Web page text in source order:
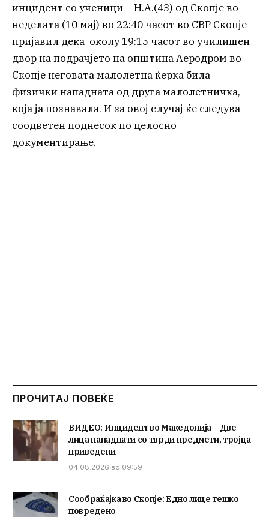
инцидент со ученици – Н.А.(43) од Скопје во
неделата (10 мај) во 22:40 часот во СВР Скопје
пријавил дека околу 19:15 часот во училишен
двор на подрачјето на општина Аеродром во
Скопје неговата малолетна ќерка била
физички нападната од друга малолетничка,
која ја познавала. И за овој случај ќе следува
соодветен поднесок по целосно
документирање.
ПРОЧИТАЈ ПОВЕЌЕ
ВИДЕО: Инцидент во Македонија – Две
лица нападнати со тврди предмети, тројца
приведени
04.08.2026 во 09:59
Сообраќајка во Скопје: Едно лице тешко
повредено